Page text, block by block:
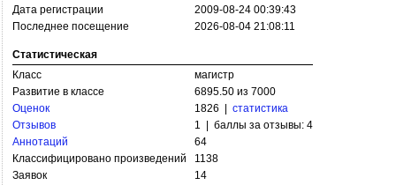
Дата регистрации
2009-08-24 00:39:43
Последнее посещение
2026-08-04 21:08:11
Статистическая
Класс
магистр
Развитие в классе
6895.50 из 7000
Оценок
1826 | статистика
Отзывов
1 | баллы за отзывы: 4
Аннотаций
64
Классифицировано произведений
1138
Заявок
14